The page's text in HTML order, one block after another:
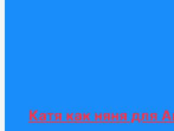
Катя как няня для